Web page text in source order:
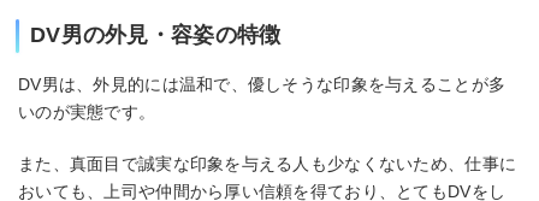
DV男の外見・容姿の特徴
DV男は、外見的には温和で、優しそうな印象を与えることが多
いのが実態です。
また、真面目で誠実な印象を与える人も少なくないため、仕事に
おいても、上司や仲間から厚い信頼を得ており、とてもDVをし